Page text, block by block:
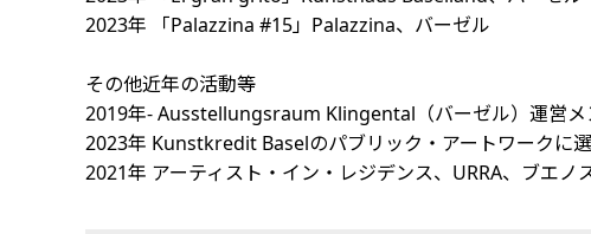
2023年 「Palazzina #15」Palazzina、バーゼル
その他近年の活動等
2019年- Ausstellungsraum Klingental（バーゼル）運営メ
2023年 Kunstkredit Baselのパブリック・アートワークに
2021年 アーティスト・イン・レジデンス、URRA、ブエノ